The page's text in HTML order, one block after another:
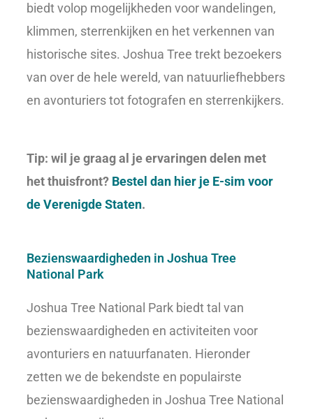
biedt volop mogelijkheden voor wandelingen,
klimmen, sterrenkijken en het verkennen van
historische sites. Joshua Tree trekt bezoekers
van over de hele wereld, van natuurliefhebbers
en avonturiers tot fotografen en sterrenkijkers.
Tip: wil je graag al je ervaringen delen met
het thuisfront? Bestel dan hier je E-sim voor
de Verenigde Staten.
Bezienswaardigheden in Joshua Tree
National Park
Joshua Tree National Park biedt tal van
bezienswaardigheden en activiteiten voor
avonturiers en natuurfanaten. Hieronder
zetten we de bekendste en populairste
bezienswaardigheden in Joshua Tree National